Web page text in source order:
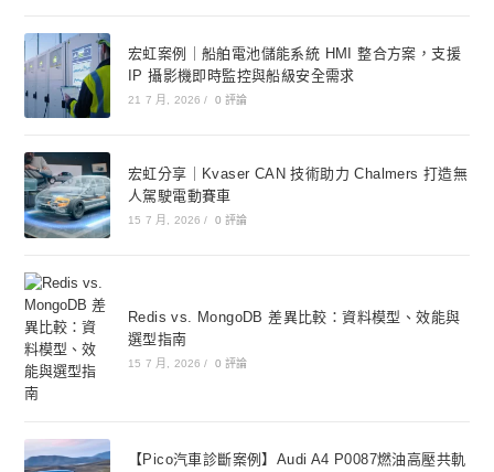
宏虹案例｜船舶電池儲能系統 HMI 整合方案，支援
IP 攝影機即時監控與船級安全需求
21 7 月, 2026 / 0 評論
宏虹分享｜Kvaser CAN 技術助力 Chalmers 打造無
人駕駛電動賽車
15 7 月, 2026 / 0 評論
Redis vs. MongoDB 差異比較：資料模型、效能與
選型指南
15 7 月, 2026 / 0 評論
【Pico汽車診斷案例】Audi A4 P0087燃油高壓共軌